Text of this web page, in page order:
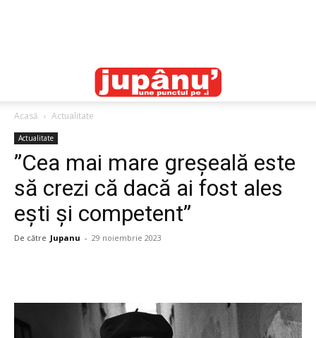
Acasă Actualitate
Actualitate
”Cea mai mare greșeală este
să crezi că dacă ai fost ales
ești și competent”
De către Jupanu - 29 noiembrie 2023